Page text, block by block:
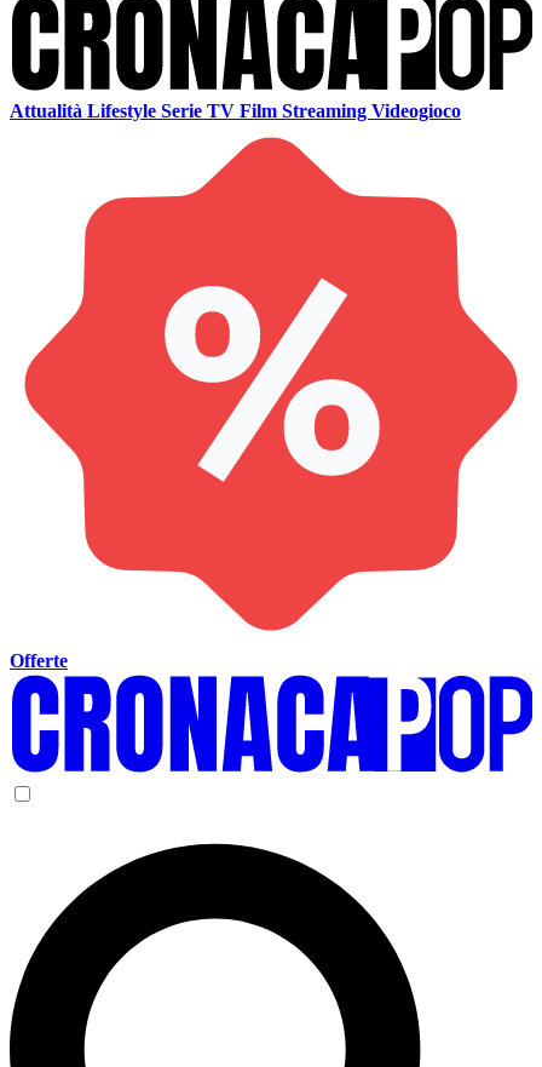
Attualità Lifestyle Serie TV Film Streaming Videogioco
Offerte